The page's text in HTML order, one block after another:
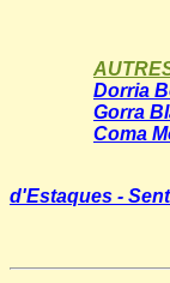
Dorria
Gorra
Coma
d'Estaques -